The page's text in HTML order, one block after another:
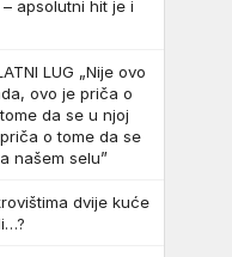
apsolutni hit je i
LUG „Nije ovo
ovo je priča o
da se u njoj
o tome da se
našem selu”
dvije kuće